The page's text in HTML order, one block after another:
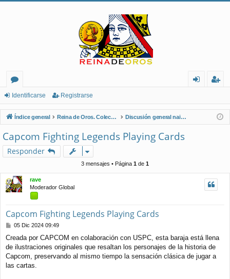
or
os
nt
ifi
e
ist
ra
Identificarse Registrarse
Índice general Reina de Oros. Coleccionistas de Naipes. Discusión general naipes
Capcom Fighting Legends Playing Cards
Responder
3 mensajes • Página 1 de 1
rave
Moderador Global
Capcom Fighting Legends Playing Cards
M
n
s
a
j
05 Dic 2024 09:49
Creada por CAPCOM en colaboración con USPC, esta baraja está llena
de ilustraciones originales que resaltan los personajes de la historia de
Capcom, preservando al mismo tiempo la sensación clásica de jugar a
las cartas.